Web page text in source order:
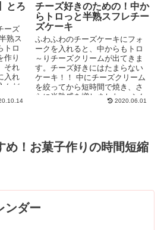
とろ
ーズ
熟ス
トロ
作り
それ
入れ
んだ
チーズ好きのための！中か
らトロっと半熟スフレチー
ズケーキ
ふわふわのチーズケーキにフォ
ークを入れると、中からもトロ
～りチーズクリームが出てきま
す。チーズ好きにはたまらない
ケーキ！！ 中にチーズクリーム
を絞ってから短時間で焼き、さ
らに半熟感を増しました。 ふん
わり優しい味のチーズケーキ...
2020.06.01
め！お菓子作りの時間短縮
ンダー